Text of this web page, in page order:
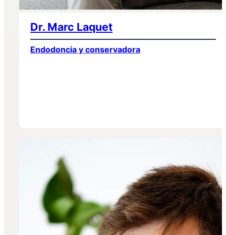
Dr. Marc Laquet
Endodoncia y conservadora